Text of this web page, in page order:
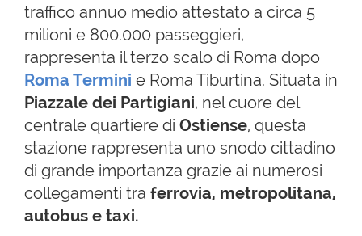
traffico annuo medio attestato a circa 5
milioni e 800.000 passeggieri,
rappresenta il terzo scalo di Roma dopo
Roma Termini e Roma Tiburtina. Situata in
Piazzale dei Partigiani, nel cuore del
centrale quartiere di Ostiense, questa
stazione rappresenta uno snodo cittadino
di grande importanza grazie ai numerosi
collegamenti tra ferrovia, metropolitana,
autobus e taxi.